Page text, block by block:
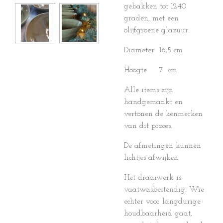
gebakken tot 1240
graden, met een
olijfgroene glazuur.
Diameter 16,5 cm
Hoogte 7 cm
Alle items zijn
handgemaakt en
vertonen de kenmerken
van dit proces.
De afmetingen kunnen
lichtjes afwijken.
Het draaiwerk is
vaatwasbestendig. Wie
echter voor langdurige
houdbaarheid gaat,